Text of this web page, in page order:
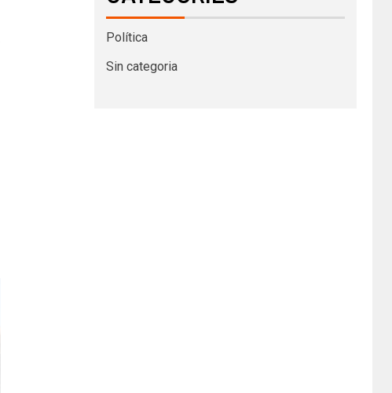
Política
Sin categoria